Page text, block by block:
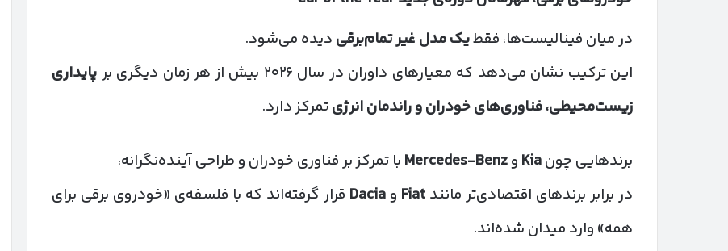
در میان فینالیست‌ها، فقطیک مدل غیر تمام‌برقی دیده می‌شود.
این ترکیب نشان می‌دهد که معیارهای داوران در سال ۲۰۲۶ بیش از هر زمان دیگری بر
پایداری
زیست‌محیطی، فناوری‌های خودران و راندمان انرژیتمرکز دارد.
برندهایی چونKia وMercedes-Benz با تمرکز بر فناوری خودران و طراحی آینده‌نگرانه،
در برابر برندهای اقتصادی‌تر مانند Fiat وDacia قرار گرفته‌اند که با فلسفه‌ی «خودروی برقی برای
همه» وارد میدان شده‌اند.